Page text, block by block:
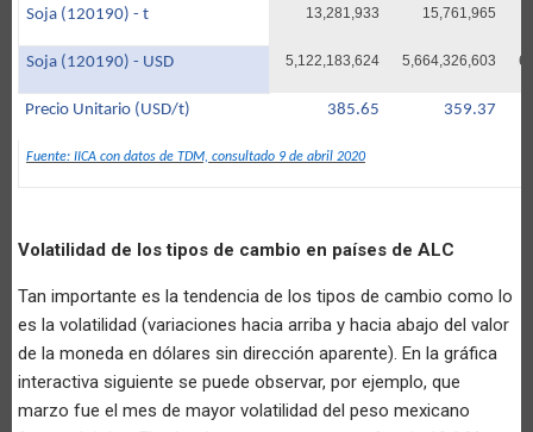
Soja (120190) - t 13,281,933 15,761,965
Soja (120190) - USD 5,122,183,624 5,664,326,603
Precio Unitario (USD/t) 385.65 359.37
Fuente: IICA con datos de TDM, consultado 9 de abril 2020
Volatilidad de los tipos de cambio en países de ALC
Tan importante es la tendencia de los tipos de cambio como lo
es la volatilidad (variaciones hacia arriba y hacia abajo del valor
de la moneda en dólares sin dirección aparente). En la gráfica
interactiva siguiente se puede observar, por ejemplo, que
marzo fue el mes de mayor volatilidad del peso mexicano